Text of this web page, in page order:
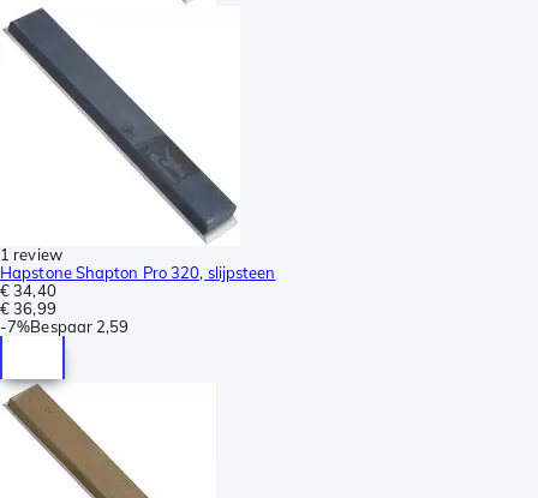
1 review
Hapstone Shapton Pro 320, slijpsteen
€ 34,40
€ 36,99
-7%Bespaar 2,59